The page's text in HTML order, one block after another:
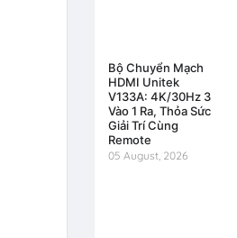
Bộ Chuyển Mạch
HDMI Unitek
V133A: 4K/30Hz 3
Vào 1 Ra, Thỏa Sức
Giải Trí Cùng
Remote
05 August, 2026